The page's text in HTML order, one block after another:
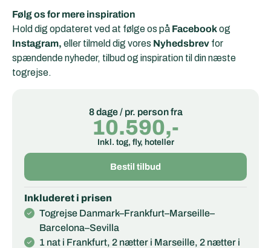
Følg os for mere inspiration
Hold dig opdateret ved at følge os på Facebookog
Instagram, eller tilmeld dig vores Nyhedsbrev for
spændende nyheder, tilbud og inspiration til din næste
togrejse.
8 dage / pr. person fra
10.590,-
Inkl. tog, fly, hoteller
Bestil tilbud
Inkluderet i prisen
Togrejse Danmark–Frankfurt–Marseille–
Barcelona–Sevilla
1 nat i Frankfurt, 2 nætter i Marseille, 2 nætter i